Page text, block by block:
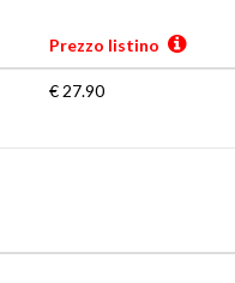
Prezzo listino
€ 27.90